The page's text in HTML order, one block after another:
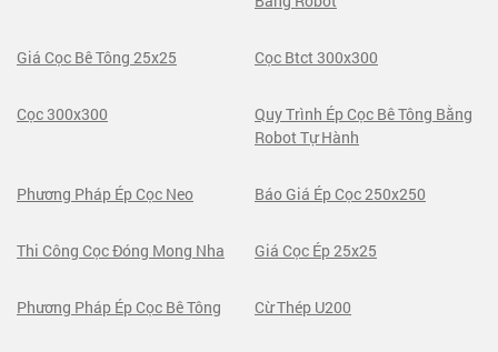
Giá Cọc Bê Tông 25x25 Cọc Btct 300x300
Cọc 300x300
Quy Trình Ép Cọc Bê Tông Bằng
Robot Tự Hành
Phương Pháp Ép Cọc Neo Báo Giá Ép Cọc 250x250
Thi Công Cọc Đóng Mong Nha Giá Cọc Ép 25x25
Phương Pháp Ép Cọc Bê Tông Cừ Thép U200